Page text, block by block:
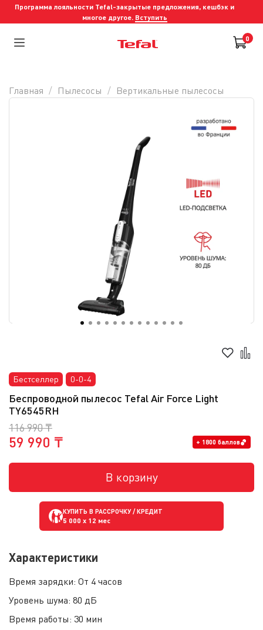
Программа лояльности Tefal-закрытые предложения, кешбэк и
многое другое. Вступить
0
Бестселлер 0-0-4
Беспроводной пылесос Tefal Air Force Light
TY6545RH
116 990 ₸
59 990 ₸ + 1800 баллов
В корзину
КУПИТЬ В РАССРОЧКУ / КРЕДИТ
5 000 x 12 мес
Характеристики
Время зарядки: От 4 часов
Уровень шума: 80 дБ
Время работы: 30 мин
Главная Пылесосы Вертикальные пылесосы